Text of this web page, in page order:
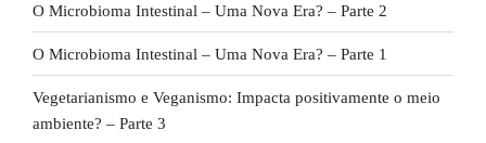
O Microbioma Intestinal – Uma Nova Era? – Parte 2
O Microbioma Intestinal – Uma Nova Era? – Parte 1
Vegetarianismo e Veganismo: Impacta positivamente o meio
ambiente? – Parte 3